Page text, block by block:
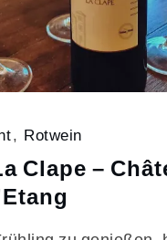
, Rotwein
Clape –